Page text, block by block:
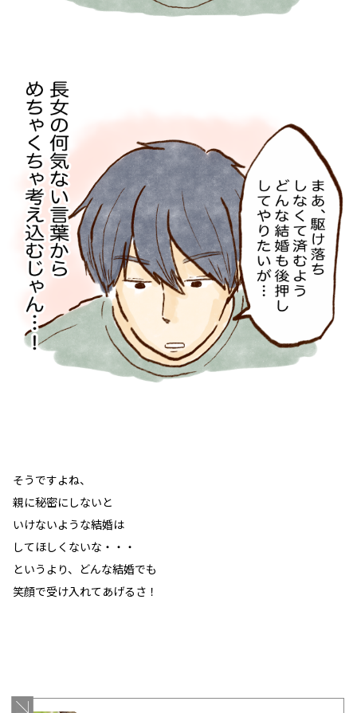
そうですよね、
親に秘密にしないと
いけないような結婚は
してほしくないな・・・
というより、どんな結婚でも
笑顔で受け入れてあげるさ！